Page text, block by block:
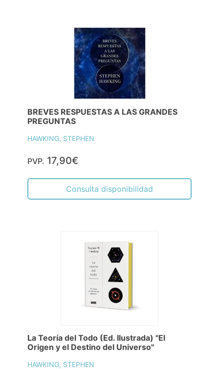
BREVES RESPUESTAS A LAS GRANDES
PREGUNTAS
HAWKING, STEPHEN
PVP. 17,90€
Consulta disponibilidad
La Teoría del Todo (Ed. Ilustrada) "El
Origen y el Destino del Universo"
HAWKING, STEPHEN